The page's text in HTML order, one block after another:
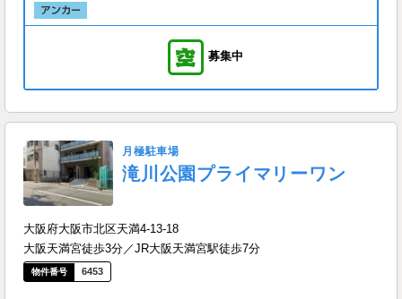
募集中
月極駐車場
滝川公園プライマリーワン
大阪府大阪市北区天満4-13-18
大阪天満宮徒歩3分／JR大阪天満宮駅徒歩7分
6453